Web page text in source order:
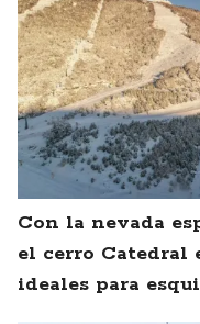
Con la nevada
el cerro Catedral
ideales para